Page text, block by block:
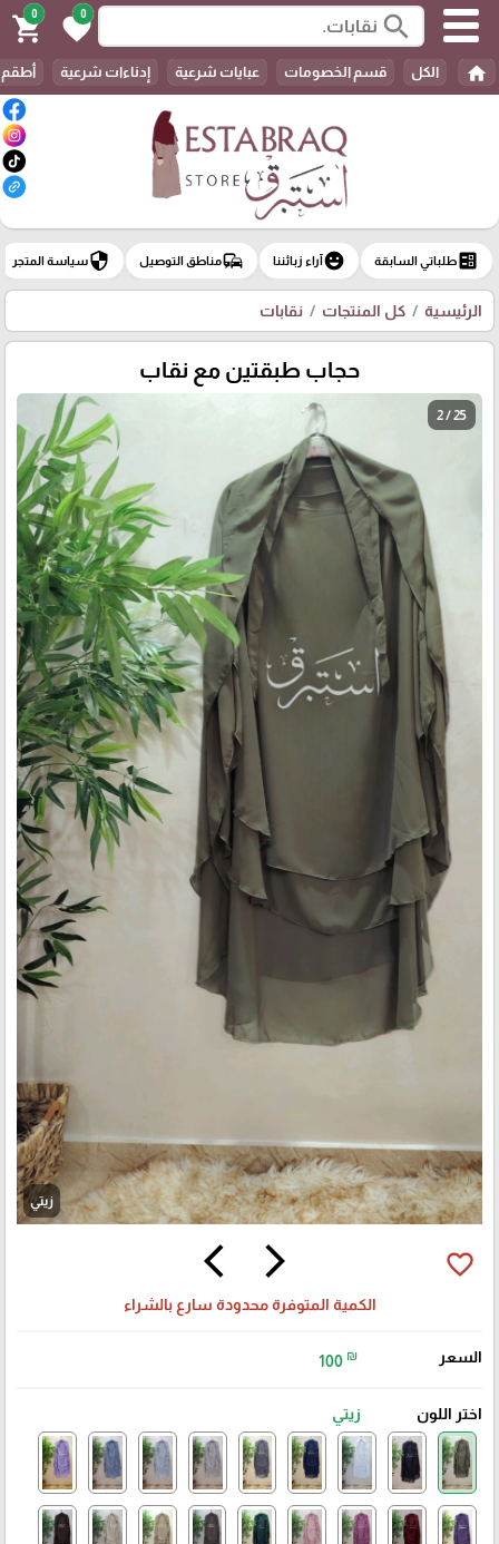
search
0
favorite
0
shopping_cart
home الكل قسم الخصومات عبايات شرعية إدناءات شرعية
ballotطلباتي السابقة emoji_emotionsآراء زبائننا commuteمناطق التوصيل securityسياسة المتجر
الرئيسية كل المنتجات نقابات
حجاب طبقتين مع نقاب
2 / 25
زيتي
arrow_forward_ios
arrow_back_ios favorite_border
الكمية المتوفرة محدودة سارع بالشراء
السعر 100 ₪
اختر اللون زيتي